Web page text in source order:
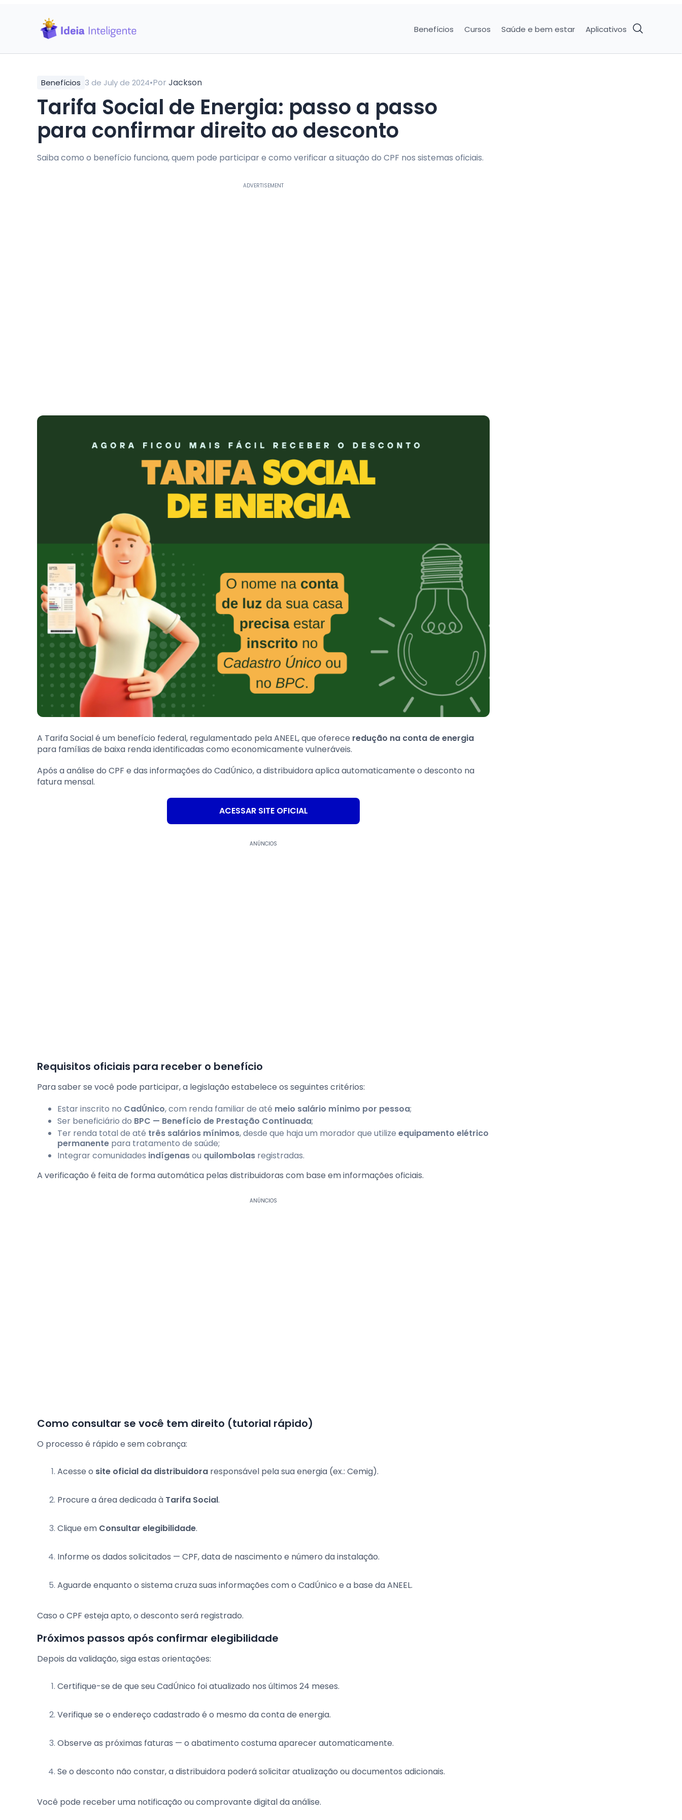
Benefícios Cursos Saúde e bem estar Aplicativos
Benefícios 3 de July de 2024•Por Jackson
Tarifa Social de Energia: passo a passo
para confirmar direito ao desconto
Saiba como o benefício funciona, quem pode participar e como verificar a situação do CPF nos sistemas oficiais.
ADVERTISEMENT
A Tarifa Social é um benefício federal, regulamentado pela ANEEL, que oferece redução na conta de energia
para famílias de baixa renda identificadas como economicamente vulneráveis.
Após a análise do CPF e das informações do CadÚnico, a distribuidora aplica automaticamente o desconto na
fatura mensal.
ACESSAR SITE OFICIAL
ANÚNCIOS
Requisitos oficiais para receber o benefício
Para saber se você pode participar, a legislação estabelece os seguintes critérios:
Estar inscrito no CadÚnico, com renda familiar de até meio salário mínimo por pessoa;
Ser beneficiário do BPC — Benefício de Prestação Continuada;
Ter renda total de até três salários mínimos, desde que haja um morador que utilize equipamento elétrico
permanente para tratamento de saúde;
Integrar comunidades indígenasou quilombolas registradas.
A verificação é feita de forma automática pelas distribuidoras com base em informações oficiais.
ANÚNCIOS
Como consultar se você tem direito (tutorial rápido)
O processo é rápido e sem cobrança:
Acesse o site oficial da distribuidora responsável pela sua energia (ex.: Cemig).
Procure a área dedicada à Tarifa Social.
Clique em Consultar elegibilidade.
Informe os dados solicitados — CPF, data de nascimento e número da instalação.
Aguarde enquanto o sistema cruza suas informações com o CadÚnico e a base da ANEEL.
Caso o CPF esteja apto, o desconto será registrado.
Próximos passos após confirmar elegibilidade
Depois da validação, siga estas orientações:
Certifique-se de que seu CadÚnico foi atualizado nos últimos 24 meses.
Verifique se o endereço cadastrado é o mesmo da conta de energia.
Observe as próximas faturas — o abatimento costuma aparecer automaticamente.
Se o desconto não constar, a distribuidora poderá solicitar atualização ou documentos adicionais.
Você pode receber uma notificação ou comprovante digital da análise.